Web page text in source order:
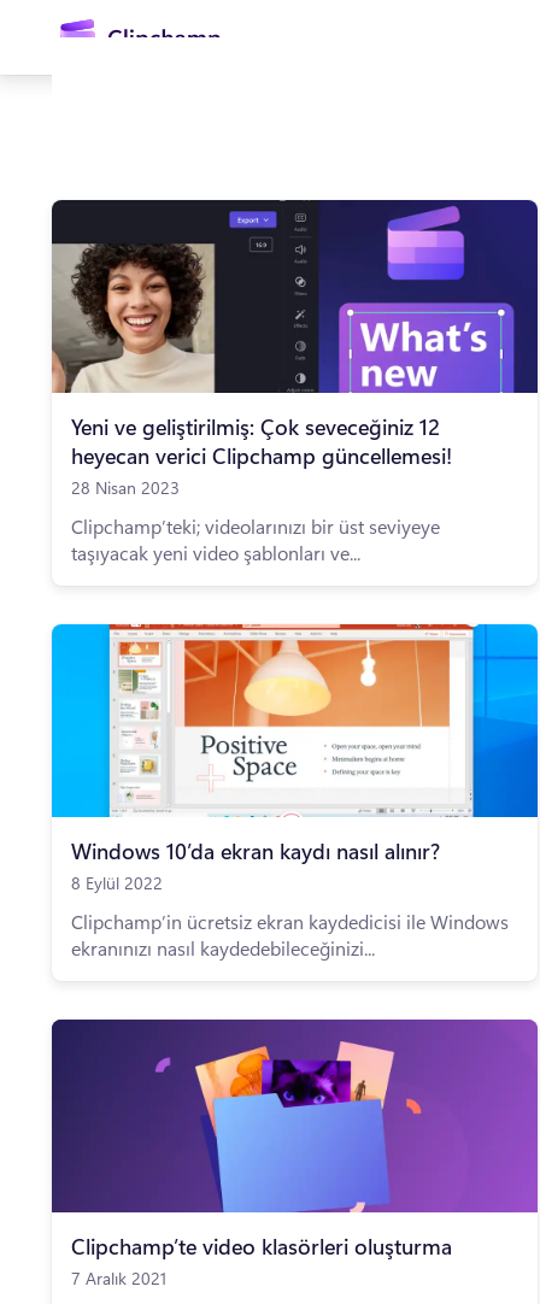
Oturum açın
Yeni ve geliştirilmiş: Çok seveceğiniz 12
heyecan verici Clipchamp güncellemesi!
28 Nisan 2023
Clipchamp’teki; videolarınızı bir üst seviyeye
taşıyacak yeni video şablonları ve...
Windows 10’da ekran kaydı nasıl alınır?
8 Eylül 2022
Clipchamp’in ücretsiz ekran kaydedicisi ile Windows
ekranınızı nasıl kaydedebileceğinizi...
Clipchamp’te video klasörleri oluşturma
7 Aralık 2021